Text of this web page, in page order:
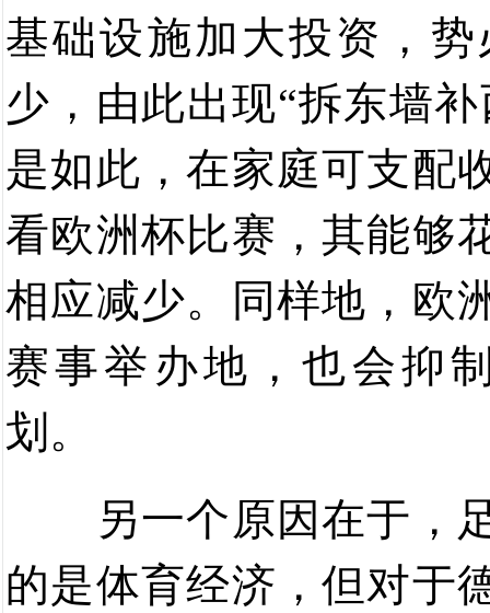
基础设施加大投资，
少，由此出现“拆东墙
是如此，在家庭可支配
看欧洲杯比赛，其能够
相应减少。同样地，欧
赛事举办地，也会抑
划。
另一个原因在于，
的是体育经济，但对于